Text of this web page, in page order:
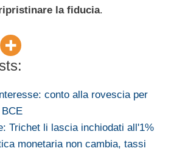
la fiducia.
conto alla rovescia per
Trichet li lascia inchiodati all'1%
monetaria non cambia, tassi